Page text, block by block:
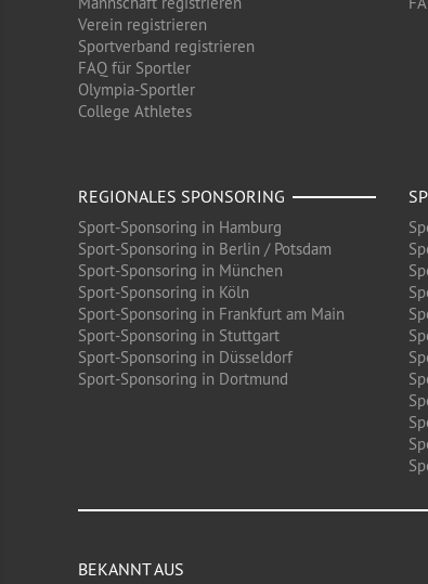
Verein registrieren
Sportverband registrieren
FAQ für Sportler
Olympia-Sportler
College Athletes
REGIONALES SPONSORING
Sport-Sponsoring in Hamburg
Sport-Sponsoring in Berlin / Potsdam
Sport-Sponsoring in München
Sport-Sponsoring in Köln
Sport-Sponsoring in Frankfurt am Main
Sport-Sponsoring in Stuttgart
Sport-Sponsoring in Düsseldorf
Sport-Sponsoring in Dortmund
BEKANNT AUS